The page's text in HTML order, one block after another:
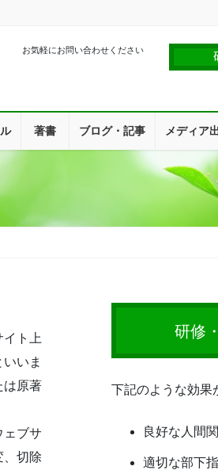
お気軽にお問い合わせください
著書 ブログ・記事 メディア
イト上
いま
は原著
ェブサ
、切除
研修
下記のような効果
良好な人間
適切な部下